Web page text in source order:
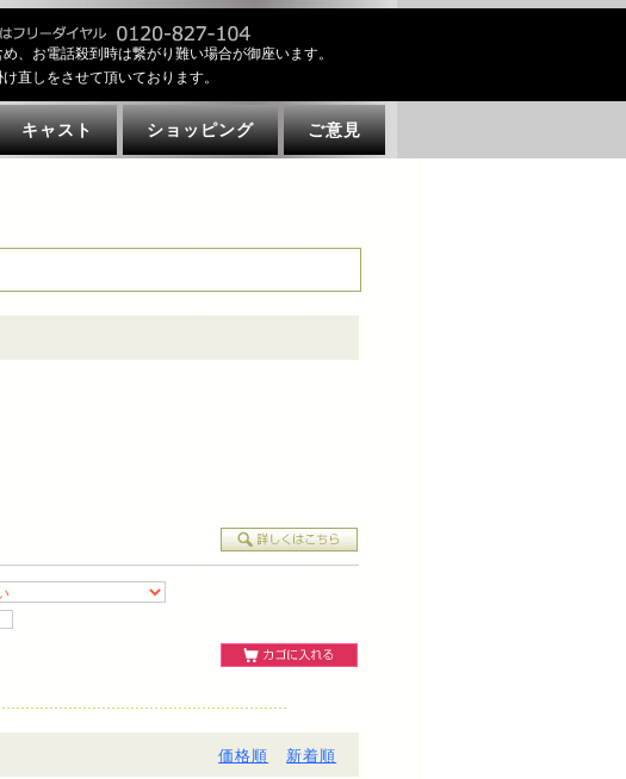
、お電話殺到時は繋がり難い場合が御座います。
直しをさせて頂いております。
キャスト ショッピング ご意見
価格順 新着順